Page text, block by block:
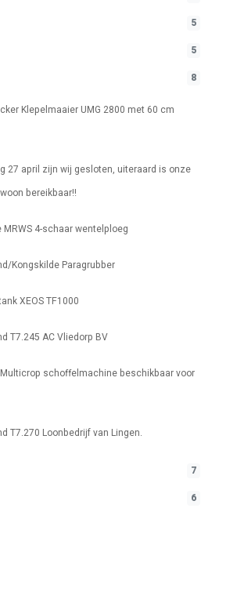
5
5
8
Klepelmaaier UMG 2800 met 60 cm
27 april zijn wij gesloten, uiteraard is onze
bereikbaar!!
MRWS 4-schaar wentelploeg
Kongskilde Paragrubber
XEOS TF1000
T7.245 AC Vliedorp BV
schoffelmachine beschikbaar voor
T7.270 Loonbedrijf van Lingen.
7
6